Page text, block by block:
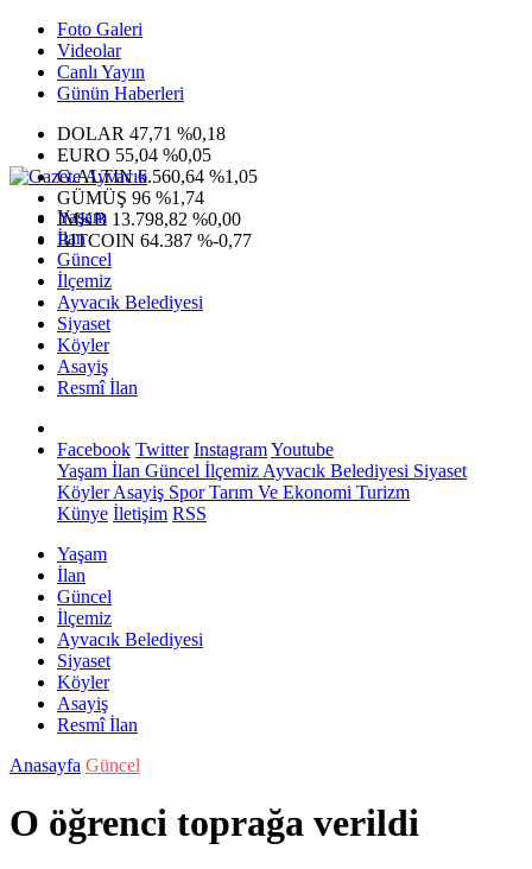
Foto Galeri
Videolar
Canlı Yayın
Günün Haberleri
DOLAR 47,71 %0,18
EURO 55,04 %0,05
G.ALTIN6.560,64 %1,05
GÜMÜŞ 96 %1,74
IMKB 13.798,82 %0,00
BITCOIN 64.387 %-0,77
Yaşam
İlan
Güncel
İlçemiz
Ayvacık Belediyesi
Siyaset
Köyler
Asayiş
Resmî İlan
Facebook Twitter InstagramYoutube
Yaşam İlan Güncel İlçemiz Ayvacık Belediyesi Siyaset
KöylerAsayiş SporTarım Ve Ekonomi Turizm
Künye İletişim RSS
Yaşam
İlan
Güncel
İlçemiz
Ayvacık Belediyesi
Siyaset
Köyler
Asayiş
Resmî İlan
Anasayfa Güncel
O öğrenci toprağa verildi